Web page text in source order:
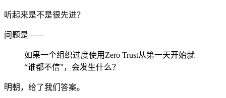
听起来是不是很先进？
问题是——
如果一个组织过度使用Zero Trust从第一天开始就
“谁都不信”，会发生什么？
明朝，给了我们答案。